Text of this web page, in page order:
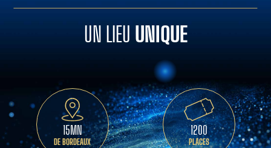
UN LIEU UNIQUE
15MN
DE BORDEAUX
1200
PLACES